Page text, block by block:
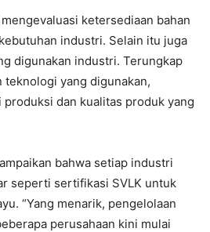
ketersediaan bahan
industri. Selain itu juga
digunakan industri. Terungkap
teknologi yang digunakan,
dan kualitas produk yang
bahwa setiap industri
seperti sertifikasi SVLK untuk
“Yang menarik, pengelolaan
perusahaan kini mulai